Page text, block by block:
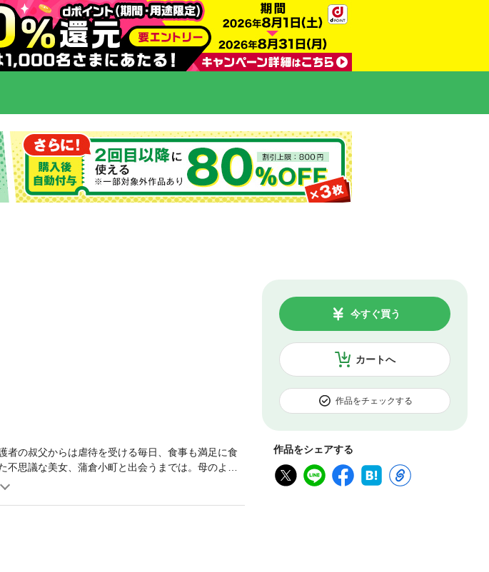
カートへ
今すぐ買う
作品をチェックする
作品をシェアする
者の叔父からは虐待を受ける毎日、食事も満足に食
思議な美女、蒲倉小町と出会うまでは。母のよう
。